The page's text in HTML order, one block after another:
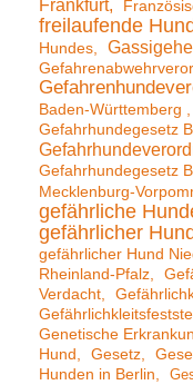
Frankfurt
freilaufende
Hundes
Baden-Württemberg
Gefahrhundegesetz
Gefahrhundegesetz
Mecklenburg-
gefährliche
gefährlicher Hund
gefährlicher Hund
Rheinland-Pfalz
Verdacht
Genetische
Hund
Gesetz
Hunden in Berlin